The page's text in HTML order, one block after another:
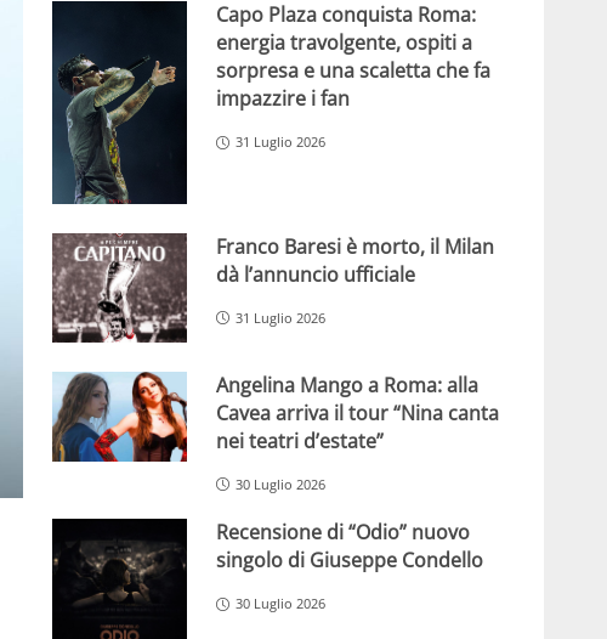
Capo Plaza conquista Roma:
energia travolgente, ospiti a
sorpresa e una scaletta che fa
impazzire i fan
31 Luglio 2026
Franco Baresi è morto, il Milan
dà l’annuncio ufficiale
31 Luglio 2026
Angelina Mango a Roma: alla
Cavea arriva il tour “Nina canta
nei teatri d’estate”
30 Luglio 2026
Recensione di “Odio” nuovo
singolo di Giuseppe Condello
30 Luglio 2026